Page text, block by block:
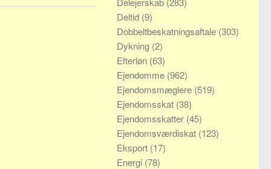
Deltid (9)
Dobbeltbeskatningsaftale (303)
Dykning (2)
Efterløn (63)
Ejendomme (962)
Ejendomsmæglere (519)
Ejendomsskat (38)
Ejendomsskatter (45)
Ejendomsværdiskat (123)
Eksport (17)
Energi (78)